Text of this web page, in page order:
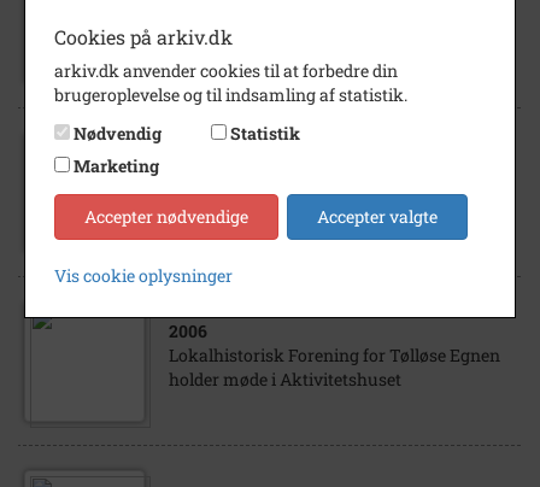
Forening for Tølløse Kommune 09.03.2006
holder møde i Aktivitetshuset
2006
Lokalhistorisk Forening for Tølløse Egnen
holder møde i Aktivitetshuset
Cookies på arkiv.dk
arkiv.dk anvender cookies til at forbedre din
brugeroplevelse og til indsamling af statistik.
Nødvendig
Statistik
Marketing
Accepter nødvendige Accepter valgte
Vis cookie oplysninger